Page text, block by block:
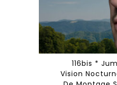
116bis *
Vision